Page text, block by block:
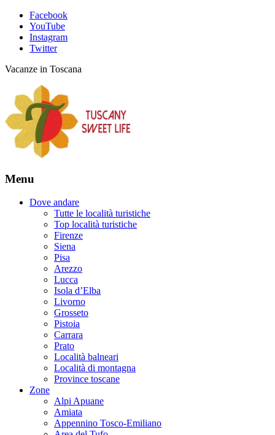
Facebook
YouTube
Instagram
Twitter
Vacanze in Toscana
Menu
Dove andare
Tutte le località turistiche
Top località turistiche
Firenze
Siena
Pisa
Arezzo
Lucca
Isola d’Elba
Livorno
Grosseto
Pistoia
Carrara
Prato
Località balneari
Località di montagna
Province toscane
Zone
Alpi Apuane
Amiata
Appennino Tosco-Emiliano